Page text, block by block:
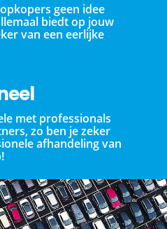
geen idee
biedt op jouw
van een eerlijke
met professionals
zo ben je zeker
afhandeling van